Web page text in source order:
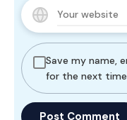
Save my name,
for the next